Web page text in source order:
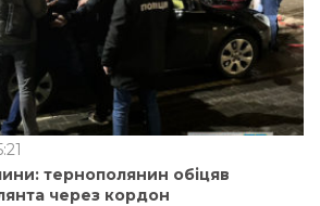
тернополянин обіцяв
через кордон